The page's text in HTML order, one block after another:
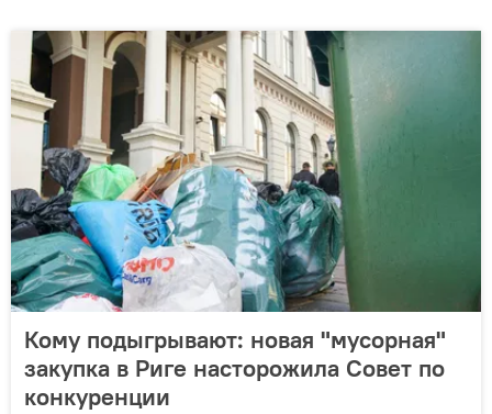
Кому подыгрывают: новая "мусорная"
закупка в Риге насторожила Совет по
конкуренции